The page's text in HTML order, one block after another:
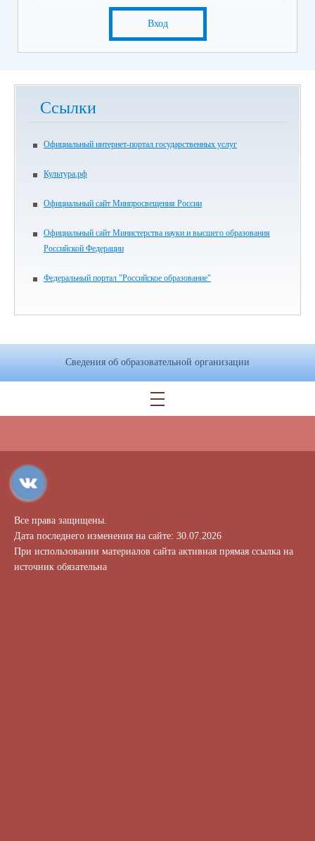
Вход
Ссылки
Официальный интернет-портал государственных услуг
Культура.рф
Официальный сайт Минпросвещения России
Официальный сайт Министерства науки и высшего образования
Российской Федерации
Федеральный портал "Российское образование"
Сведения об образовательной организации
Все права защищены.
Дата последнего изменения на сайте: 30.07.2026
При использовании материалов сайта активная прямая ссылка на
источник обязательна